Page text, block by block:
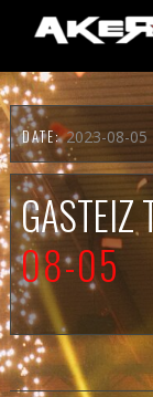
DATE:2023-08-05
08-05